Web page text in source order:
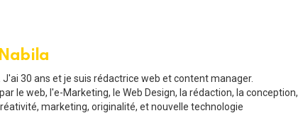
Nabila
J'ai 30 ans et je suis rédactrice web et content manager.
le web, l'e-Marketing, le Web Design, la rédaction, la conception,
marketing, originalité, et nouvelle technologie